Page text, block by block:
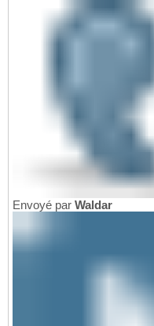
Envoyé par Waldar